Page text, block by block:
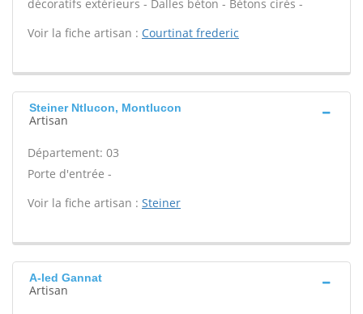
décoratifs extérieurs - Dalles béton - Bétons cirés -
Voir la fiche artisan : Courtinat frederic
Steiner Ntlucon, Montlucon
Artisan
Département: 03
Porte d'entrée -
Voir la fiche artisan : Steiner
A-led Gannat
Artisan